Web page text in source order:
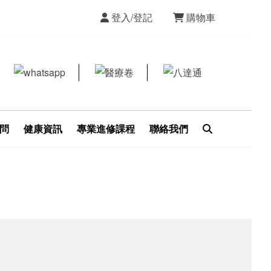
登入/登記 購物車
健康資訊 專業進修課程 聯絡我們